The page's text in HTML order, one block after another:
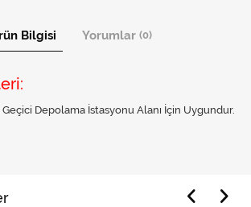
Bilgisi Yorumlar (0)
Geçici Depolama İstasyonu Alanı İçin Uygundur.